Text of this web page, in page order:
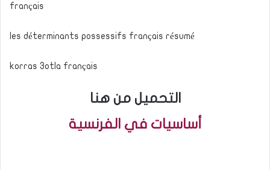
français
les déterminants possessifs français résumé
korras 3otla français
التحميل من هنا
أساسيات في الفرنسية